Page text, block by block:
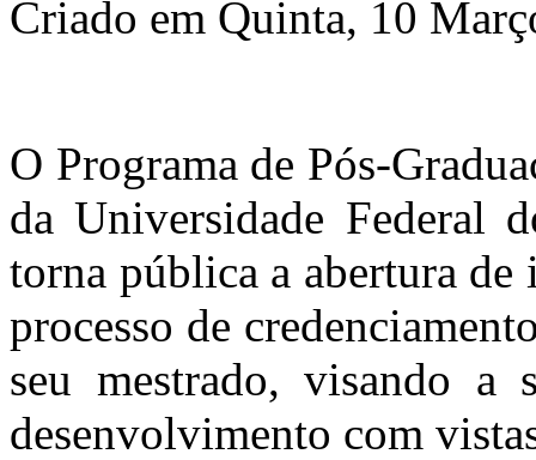
Criado em Quinta, 10
O Programa de Pós-
da Universidade Federal
torna pública a abertura
processo de
seu mestrado, visando a
desenvolvimento com